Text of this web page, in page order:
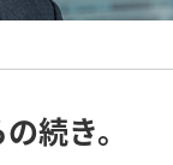
続き。